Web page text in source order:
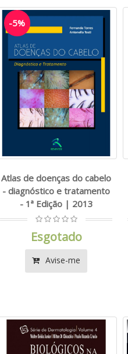
-5%
Atlas de doenças do cabelo
- diagnóstico e tratamento
- 1ª Edição | 2013
Esgotado
Avise-me